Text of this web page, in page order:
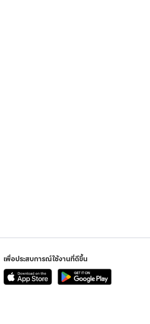
เพื่อประสบการณ์ใช้งานที่ดีขึ้น